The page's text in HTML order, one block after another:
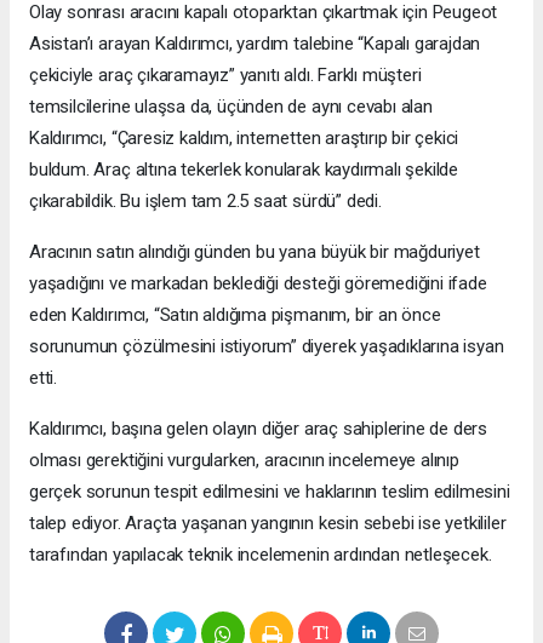
Olay sonrası aracını kapalı otoparktan çıkartmak için Peugeot
Asistan’ı arayan Kaldırımcı, yardım talebine “Kapalı garajdan
çekiciyle araç çıkaramayız” yanıtı aldı. Farklı müşteri
temsilcilerine ulaşsa da, üçünden de aynı cevabı alan
Kaldırımcı, “Çaresiz kaldım, internetten araştırıp bir çekici
buldum. Araç altına tekerlek konularak kaydırmalı şekilde
çıkarabildik. Bu işlem tam 2.5 saat sürdü” dedi.
Aracının satın alındığı günden bu yana büyük bir mağduriyet
yaşadığını ve markadan beklediği desteği göremediğini ifade
eden Kaldırımcı, “Satın aldığıma pişmanım, bir an önce
sorunumun çözülmesini istiyorum” diyerek yaşadıklarına isyan
etti.
Kaldırımcı, başına gelen olayın diğer araç sahiplerine de ders
olması gerektiğini vurgularken, aracının incelemeye alınıp
gerçek sorunun tespit edilmesini ve haklarının teslim edilmesini
talep ediyor. Araçta yaşanan yangının kesin sebebi ise yetkililer
tarafından yapılacak teknik incelemenin ardından netleşecek.